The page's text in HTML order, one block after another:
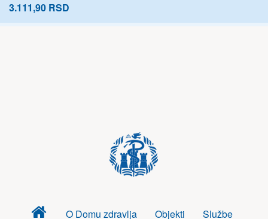
3.111,90 RSD
Dom O Domu zdravlja Objekti Službe